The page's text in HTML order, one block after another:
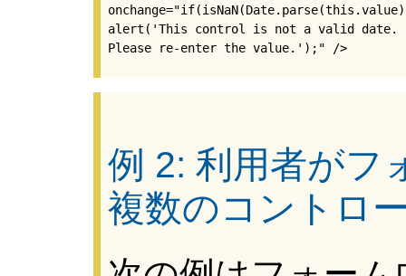
alert('This control is not a valid date.
例 2: 利用者がフ
複数のコントロ